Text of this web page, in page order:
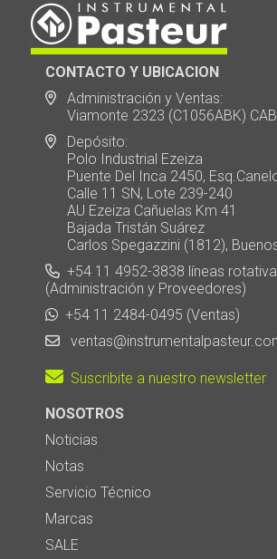
CONTACTO Y UBICACION
Administración y Ventas:
Viamonte 2323 (C1056ABK)
Depósito:
Polo Industrial Ezeiza
Puente Del Inca 2450,
Calle 11 SN, Lote 239-240
AU Ezeiza Cañuelas Km 41
Bajada Tristán Suárez
Carlos Spegazzini (1812),
+54 11 4952-3838 líneas
(Administración y Proveedores)
+54 11 2484-0495 (Ventas)
Suscribite a nuestro newsletter
NOSOTROS
Noticias
Notas
Servicio Técnico
Marcas
SALE